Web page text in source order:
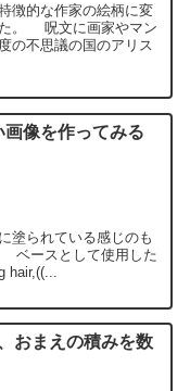
徴的な作家の絵柄に変
た。 呪文に画家やマン
不思議の国のアリス
画像を作ってみる
られている感じのも
ベースとして使用した
hair,((...
おまえの積みを数